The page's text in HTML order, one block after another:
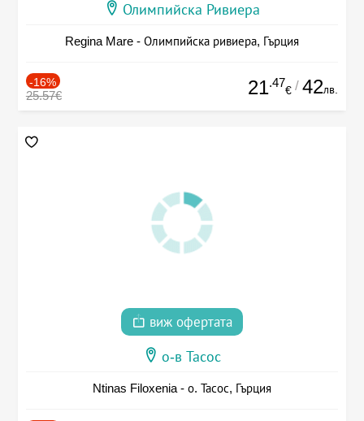
Олимпийска Ривиера
Regina Mare - Олимпийска ривиера, Гърция
-16%
25.57€ 21.47
€ / 42лв.
виж офертата
о-в Тасос
Ntinas Filoxenia - о. Тасос, Гърция